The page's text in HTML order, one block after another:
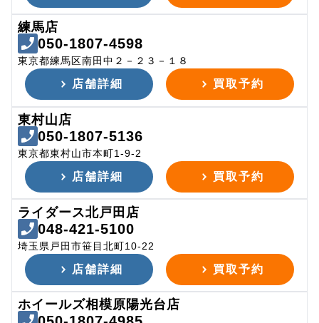
練馬店
050-1807-4598
東京都練馬区南田中２－２３－１８
店舗詳細 買取予約
東村山店
050-1807-5136
東京都東村山市本町1-9-2
店舗詳細 買取予約
ライダース北戸田店
048-421-5100
埼玉県戸田市笹目北町10-22
店舗詳細 買取予約
ホイールズ相模原陽光台店